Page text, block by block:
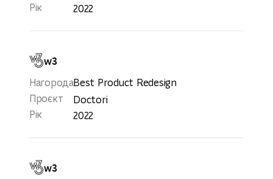
Рік
2022
w3
НагородаBest Product Redesign
Проєкт
Doctori
Рік
2022
w3